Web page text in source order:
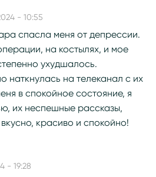
- 10:55
спасла меня от депрессии.
на костылях, и мое
ухудшалось.
наткнулась на телеканал с их
в спокойное состояние, я
их неспешные рассказы,
красиво и спокойно!
- 19:28